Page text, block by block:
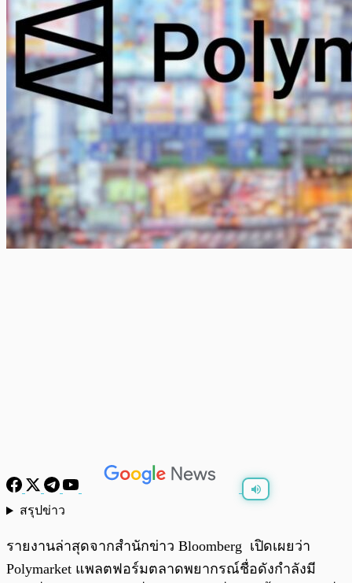
สรุปข่าว
รายงานล่าสุดจากสำนักข่าว Bloomberg เปิดเผยว่า
Polymarket แพลตฟอร์มตลาดพยากรณ์ชื่อดังกำลังมี